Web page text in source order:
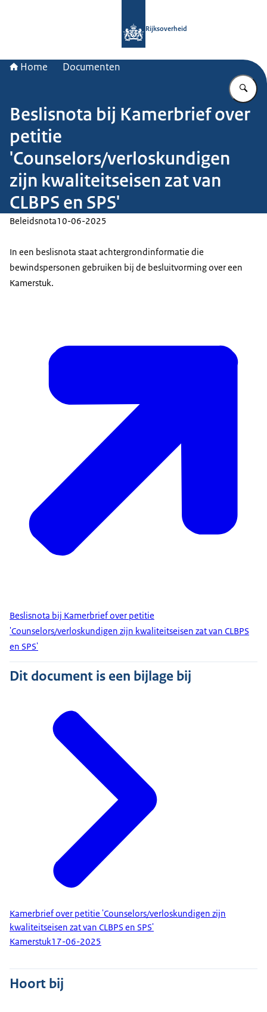
Rijksoverheid
Home Documenten
Beslisnota bij Kamerbrief over
petitie
'Counselors/verloskundigen
zijn kwaliteitseisen zat van
CLBPS en SPS'
Beleidsnota10-06-2025
In een beslisnota staat achtergrondinformatie die
bewindspersonen gebruiken bij de besluitvorming over een
Kamerstuk.
Beslisnota bij Kamerbrief over petitie
'Counselors/verloskundigen zijn kwaliteitseisen zat van CLBPS
en SPS'
Dit document is een bijlage bij
Kamerbrief over petitie 'Counselors/verloskundigen zijn
kwaliteitseisen zat van CLBPS en SPS'
Kamerstuk17-06-2025
Hoort bij